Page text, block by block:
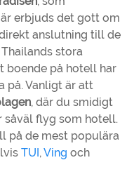
erbjuds det gott om
anslutning till de
stora
boende på hotell har
på. Vanligt är att
, där du smidigt
såväl flyg som hotell.
på de mest populära
TUI ,Ving och